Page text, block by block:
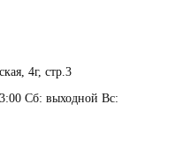
4г, стр.3
Сб: выходной Вс: